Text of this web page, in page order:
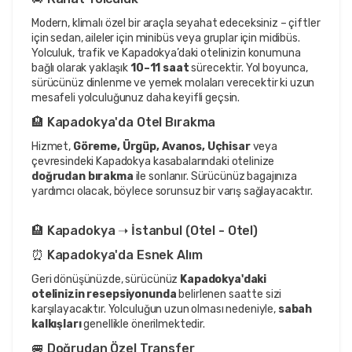
Modern, klimalı özel bir araçla seyahat edeceksiniz – çiftler
için sedan, aileler için minibüs veya gruplar için midibüs.
Yolculuk, trafik ve Kapadokya’daki otelinizin konumuna
bağlı olarak yaklaşık 10–11 saat sürecektir. Yol boyunca,
sürücünüz dinlenme ve yemek molaları verecektir ki uzun
mesafeli yolculuğunuz daha keyifli geçsin.
🏨 Kapadokya'da Otel Bırakma
Hizmet, Göreme, Ürgüp, Avanos, Uçhisar veya
doğrudan bırakma ile sonlanır. Sürücünüz bagajınıza
yardımcı olacak, böylece sorunsuz bir varış sağlayacaktır.
🏨 Kapadokya ➝ İstanbul (Otel - Otel)
⏰ Kapadokya'da Esnek Alım
Geri dönüşünüzde, sürücünüz Kapadokya'daki
otelinizin resepsiyonunda belirlenen saatte sizi
karşılayacaktır. Yolculuğun uzun olması nedeniyle, sabah
kalkışları genellikle önerilmektedir.
🚐 Doğrudan Özel Transfer